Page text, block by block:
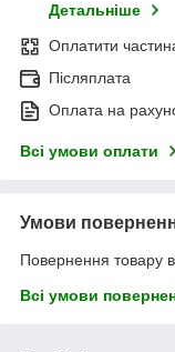
Детальніше
Оплатити
Післяплата
Оплата на
Всі умови оплати
Умови
Повернення товару
Всі умови